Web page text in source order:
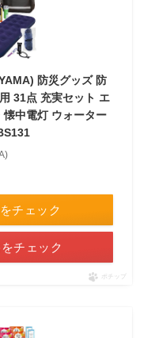
防災グッズ 防
31点 充実セット エ
中電灯 ウォーター
チェック
チェック
ポチップ